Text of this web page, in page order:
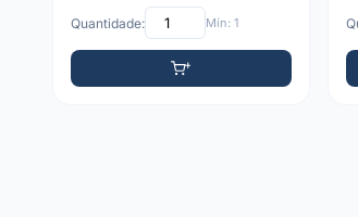
Quantidade: Mín: 1